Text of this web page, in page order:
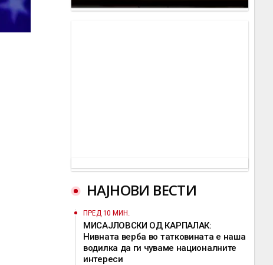
НАЈНОВИ ВЕСТИ
ПРЕД 10 МИН.
МИСАЈЛОВСКИ ОД КАРПАЛАК:
Нивната верба во татковината е наша
водилка да ги чуваме националните
интереси